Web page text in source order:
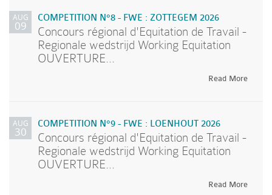
AUG
09
COMPETITION N°8 - FWE : ZOTTEGEM 2026
Concours régional d'Equitation de Travail -
Regionale wedstrijd Working Equitation
OUVERTURE...
Read More
AUG
30
COMPETITION N°9 - FWE : LOENHOUT 2026
Concours régional d'Equitation de Travail -
Regionale wedstrijd Working Equitation
OUVERTURE...
Read More